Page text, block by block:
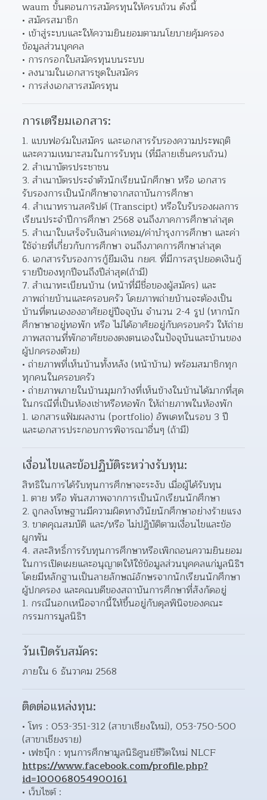
waum ขั้นตอนการสมัครทุนให้ครบถ้วน ดังนี้
สมัครสมาชิก
เข้าสู่ระบบและให้ความยินยอมตามนโยบายคุ้มครอง
ข้อมูลส่วนบุคคล
การกรอกใบสมัครทุนบนระบบ
ลงนามในเอกสารชุดใบสมัคร
การส่งเอกสารสมัครทุน
การเตรียมเอกสาร:
แบบฟอร์มใบสมัคร และเอกสารรับรองความประพฤติ
และความเหมาะสมในการรับทุน (ที่มีลายเซ็นครบถ้วน)
สำเนาบัตรประชาชน
สำเนาบัตรประจำตัวนักเรียนนักศึกษา หรือ เอกสาร
รับรองการเป็นนักศึกษาจากสถาบันการศึกษา
สำเนาทรานสคริปต์ (Transcipt) หรือใบรับรองผลการ
เรียนประจำปีการศึกษา 2568 จนถึงภาคการศึกษาล่าสุด
สำเนาใบเสร็จรับเงินค่าเทอม/ค่าบำรุงการศึกษา และค่า
ใช้จ่ายที่เกี่ยวกับการศึกษา จนถึงภาคการศึกษาล่าสุด
เอกสารรับรองการกู้ยืมเงิน กยศ. ที่มีการสรุปยอดเงินกู้
รายปีของทุกปีจนถึงปีล่าสุด(ถ้ามี)
สำเนาทะเบียนบ้าน (หน้าที่มีชื่อของผู้สมัคร) และ
ภาพถ่ายบ้านและครอบครัว โดยภาพถ่ายบ้านจะต้องเป็น
บ้านที่ตนเององอาศัยอยู่ปีจจุบัน จำนวน 2-4 รูป (หากนัก
ศึกษาษาอยู่ทอพัก หรือ ไม่ได้อาศัยอยู่กับครอบครัว ให้ถ่าย
ภาพสถานที่พักอาศัยของตงตนเองในปัจจุบันและบ้านของ
ผู้ปกครองตัวย)
ถ่ายภาพที่เห็นบ้านทั้งหลัง (หน้าบ้าน) พร้อมสมาชิกทุก
ทุกคนในครอบครัว
ถ่ายภาพภายในบ้านมุมกว้างที่เห็นข้างในบ้านได้มากที่สุด
ในกรณีที่เป็นห้องเช่าหรือหอพัก ให้ถ่ายภาพในห้องพัก
เอกสารแฟ้มผลงาน (portfolio) อัพเดทในรอบ 3 ปี
และเอกสารประกอบการพิจารณาอื่นๆ (ถ้ามี)
เงื่อนไขและข้อปฏิบัติระหว่างรับทุน:
สิทธิในการได้รับทุนการศึกษาจะระงับ เมื่อผู้ได้รับทุน
ตาย หรือ พ้นสภาพจากการเป็นนักเรียนนักศึกษา
ถูกลงโทษฐานมีความผิดทางวินัยนักศึกษาอย่างร้ายแรง
ขาดคุณสมบัติ และ/หรือ ไม่ปฏิบัติตามเงื่อนไขและข้อ
ผูกพัน
สละสิทธิ์การรับทุนการศึกษาหรือเพิกถอนความยินยอม
ในการเปิดเผยและอนุญาตให้ใช้ข้อมูลส่วนบุคคลแก่มูลนิธิฯ
โดยมีหลักฐานเป็นลายลักษณ์อักษรจากนักเรียนนักศึกษา
ผู้ปกครอง และคณบดีของสถาบันการศึกษาที่สังกัดอยู่
กรณีนอกเหนือจากนี้ให้ขึ้นอยู่กับดุลพินิจของคณะ
กรรมการมูลนิธิฯ
วันเปิดรับสมัคร:
ภายใน 6 ธันวาคม 2568
ติดต่อแหล่งทุน:
โทร : 053-351-312 (สาขาเชียงใหม่), 053-750-500
(สาขาเชียงราย)
https://www.facebook.com/profile.php?
id=100068054900161